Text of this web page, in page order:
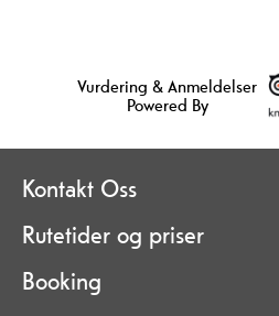
Vurdering & Anmeldelser
Powered By
Kontakt Oss
Rutetider og priser
Booking